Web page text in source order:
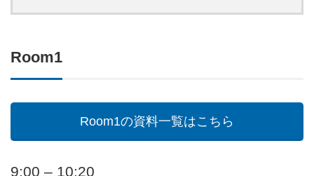
Room1
Room1の資料一覧はこちら
9:00 – 10:20